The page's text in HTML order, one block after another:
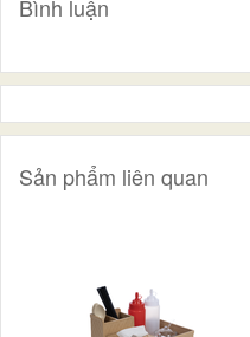
Bình luận
Sản phẩm liên quan